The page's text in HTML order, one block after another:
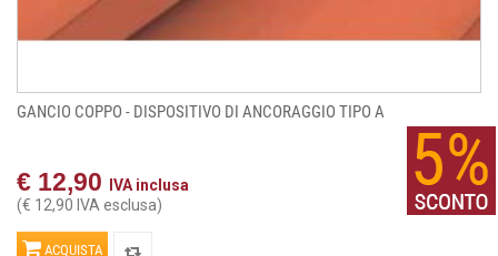
GANCIO COPPO - DISPOSITIVO DI ANCORAGGIO TIPO A
€ 12,90
IVA inclusa
(€ 12,90 IVA esclusa)
ACQUISTA